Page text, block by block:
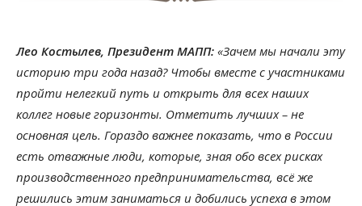
Лео Костылев, Президент МАПП: «Зачем мы начали эту
историю три года назад? Чтобы вместе с участниками
пройти нелегкий путь и открыть для всех наших
коллег новые горизонты. Отметить лучших – не
основная цель. Гораздо важнее показать, что в России
есть отважные люди, которые, зная обо всех рисках
производственного предпринимательства, всё же
решились этим заниматься и добились успеха в этом